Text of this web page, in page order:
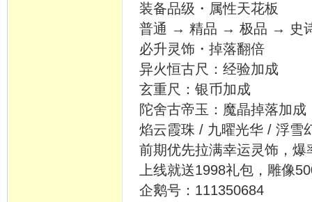
装备品级・属性天花板
普通 → 精品 → 极品 → 史
必升灵饰・掉落翻倍
异火恒古尺：经验加成
玄重尺：银币加成
陀舍古帝玉：魔晶掉落加成
焰云霞珠 / 九曜光华 / 浮雪
前期优先拉满幸运灵饰，爆
上线就送1998礼包，雕像
企鹅号：111350684